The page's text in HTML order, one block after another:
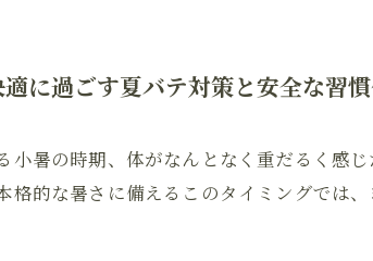
に過ごす夏バテ対策と安全な習
小暑の時期、体がなんとなく重だるく感
格的な暑さに備えるこのタイミングでは